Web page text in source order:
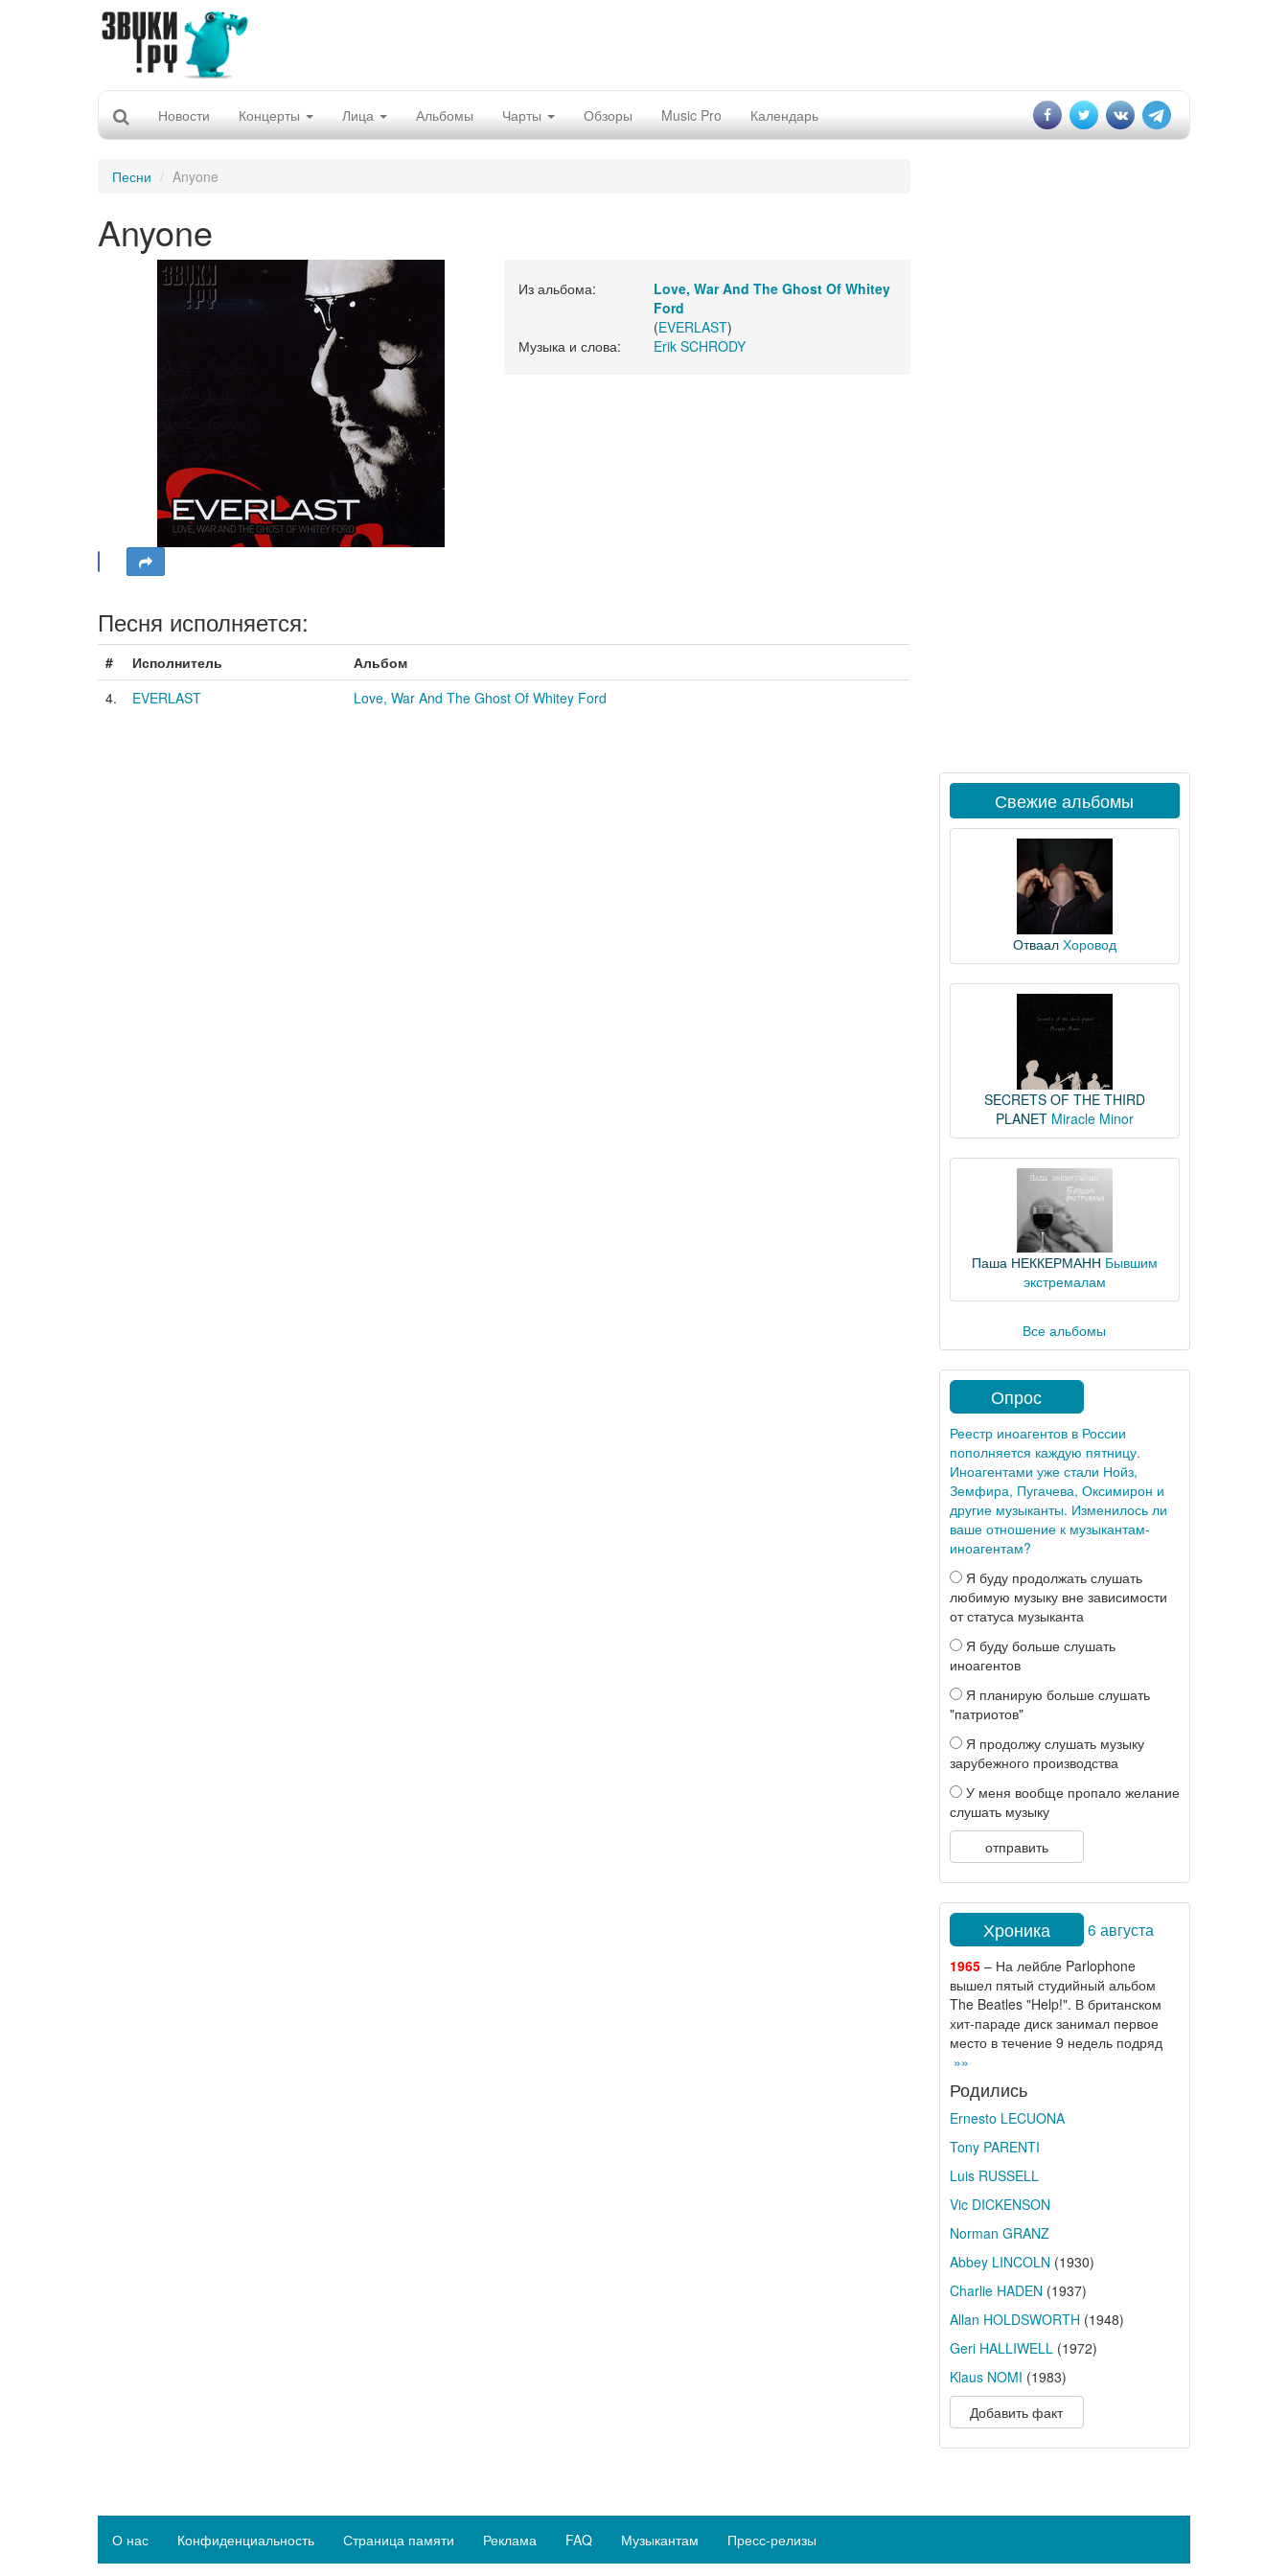
Новости Концерты Лица Альбомы Чарты Обзоры Music Pro Календарь
Песни Anyone
Anyone
Из альбома:
Love, War And The Ghost Of Whitey
Ford
(EVERLAST)
Музыка и слова:
Erik SCHRODY
Песня исполняется:
# Исполнитель
Альбом
4.
EVERLAST Love, War And The Ghost Of Whitey Ford
Свежие альбомы
Отваал Хоровод
SECRETS OF THE THIRD
PLANET Miracle Minor
Паша НЕККЕРМАНН Бывшим
экстремалам
Все альбомы
Опрос
Реестр иноагентов в России
пополняется каждую пятницу.
Иноагентами уже стали Нойз,
Земфира, Пугачева, Оксимирон и
другие музыканты. Изменилось ли
ваше отношение к музыкантам-
иноагентам?
Я буду продолжать слушать
любимую музыку вне зависимости
от статуса музыканта
Я буду больше слушать
иноагентов
Я планирую больше слушать
"патриотов"
Я продолжу слушать музыку
зарубежного производства
У меня вообще пропало желание
слушать музыку
отправить
Хроника 6 августа
1965– На лейбле Parlophone
вышел пятый студийный альбом
The Beatles "Help!". В британском
хит-параде диск занимал первое
место в течение 9 недель подряд
»»
Родились
Ernesto LECUONA
Tony PARENTI
Luis RUSSELL
Vic DICKENSON
Norman GRANZ
Abbey LINCOLN (1930)
Charlie HADEN (1937)
Allan HOLDSWORTH (1948)
Geri HALLIWELL(1972)
Klaus NOMI (1983)
Добавить факт
О нас Конфиденциальность Страница памяти Реклама FAQ Музыкантам Пресс-релизы